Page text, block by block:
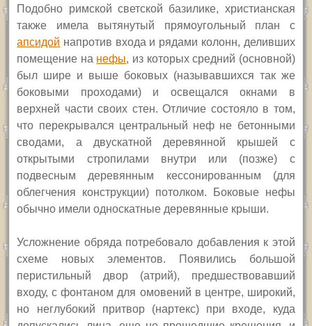
Подобно римской светской базилике, христианская
также имела вытянутый прямоугольный план с
апсидой напротив входа и рядами колонн, деливших
помещение на нефы, из которых средний (основной)
был шире и выше боковых (называвшихся так же
боковыми проходами) и освещался окнами в
верхней части своих стен. Отличие состояло в том,
что перекрывался центральный неф не бетонными
сводами, а двускатной деревянной крышей с
открытыми стропилами внутри или (позже) с
подвесным деревянным кессонированным (для
облегчения конструкции) потолком. Боковые нефы
обычно имели односкатные деревянные крыши.
Усложнение обряда потребовало добавления к этой
схеме новых элементов. Появились большой
перистильный двор (атрий), предшествовавший
входу, с фонтаном для омовений в центре, широкий,
но неглубокий притвор (нартекс) при входе, куда